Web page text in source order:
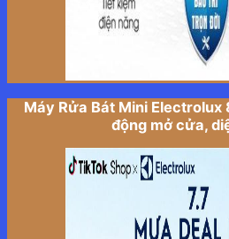
Máy Rửa Bát Mini Electrolux
động mở cửa,